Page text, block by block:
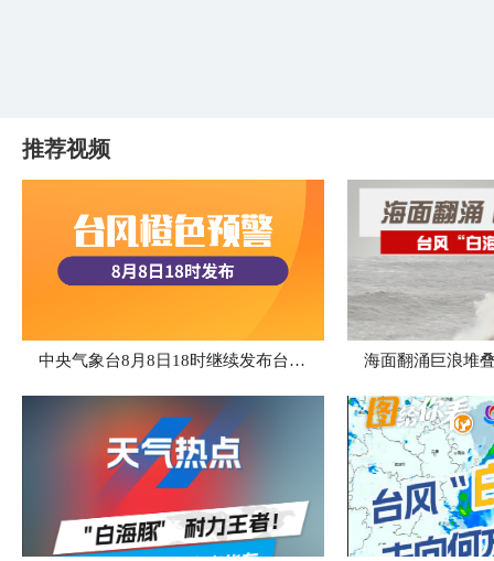
推荐视频
中央气象台8月8日18时继续发布台风橙色预警 海面翻涌巨浪堆